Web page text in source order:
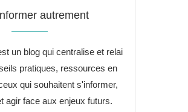
autrement
un blog qui centralise et relai
pratiques, ressources en
qui souhaitent s'informer,
agir face aux enjeux futurs.